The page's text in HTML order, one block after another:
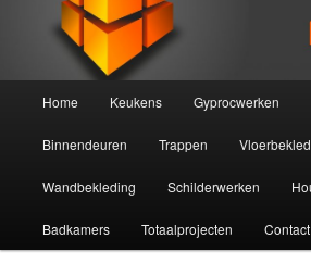
Spring
naar
de
Home Keukens Gyprocwerken
Binnendeuren Trappen
Wandbekleding Schilderwerken
Badkamers Totaalprojecten Contact